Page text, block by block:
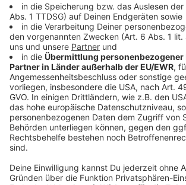
· sowie Veranstaltungsausstattung
„Freizeit für Jedermann/-frau“der
St. Laurentius.
Sebastian Täger: „LEADER schließt
Lücke“
Sendens BürgermeisterSebastian
gezielte Förderung kleiner, lokaler
LEADER-Kleinprojekte schließen eine
großen Förderprogrammen und dem
Förderzusage erhalten haben.“